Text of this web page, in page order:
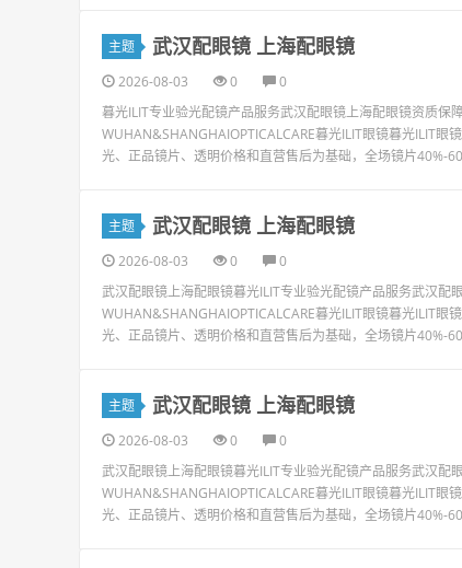
主题 武汉配眼镜 上海配眼镜
2026-08-03 0
0
暮光ILIT专业验光配镜产品服务武汉配眼镜上海配眼镜资质
WUHAN&SHANGHAIOPTICALCARE暮光ILIT眼镜暮光ILIT
光、正品镜片、透明价格和直营售后为基础，全场镜片40%-
主题 武汉配眼镜 上海配眼镜
2026-08-03 0
0
武汉配眼镜上海配眼镜暮光ILIT专业验光配镜产品服务武汉
WUHAN&SHANGHAIOPTICALCARE暮光ILIT眼镜暮光ILIT
光、正品镜片、透明价格和直营售后为基础，全场镜片40%-
主题 武汉配眼镜 上海配眼镜
2026-08-03 0
0
武汉配眼镜上海配眼镜暮光ILIT专业验光配镜产品服务武汉
WUHAN&SHANGHAIOPTICALCARE暮光ILIT眼镜暮光ILIT
光、正品镜片、透明价格和直营售后为基础，全场镜片40%-